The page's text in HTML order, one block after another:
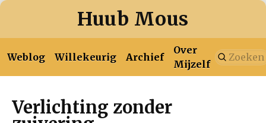
Huub Mous
Weblog Willekeurig Archief
Over
Mijzelf
2026
januari februari maart april mei
Verlichting zonder